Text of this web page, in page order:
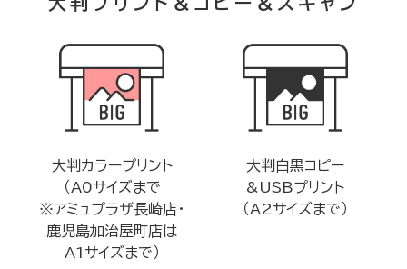
大判カラープリント
（A0サイズまで
※アミュプラザ長崎店・
鹿児島加治屋町店は
A1サイズまで）
大判白黒コピー
&USBプリント
（A2サイズまで）